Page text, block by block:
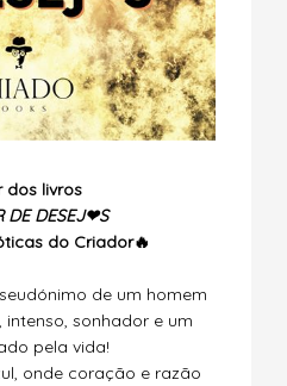
dos livros
DE DESEJ❤S
do Criador🔥
de um homem
intenso, sonhador e um
pela vida!
onde coração e razão